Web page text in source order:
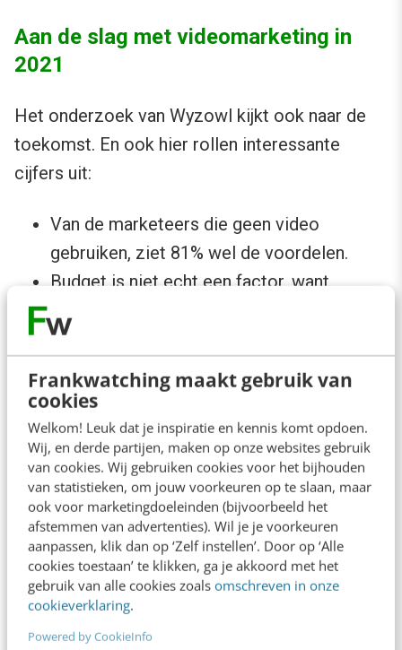
Frankwatching maakt gebruik van
cookies
Welkom! Leuk dat je inspiratie en kennis komt opdoen.
Wij, en derde partijen, maken op onze websites gebruik
van cookies. Wij gebruiken cookies voor het bijhouden
van statistieken, om jouw voorkeuren op te slaan, maar
ook voor marketingdoeleinden (bijvoorbeeld het
afstemmen van advertenties). Wil je je voorkeuren
aanpassen, klik dan op ‘Zelf instellen’. Door op ‘Alle
cookies toestaan’ te klikken, ga je akkoord met het
gebruik van alle cookies zoals omschreven in onze
cookieverklaring.
Powered by CookieInfo
Aan de slag met videomarketing in
2021
Het onderzoek van Wyzowl kijkt ook naar de
toekomst. En ook hier rollen interessante
cijfers uit:
Van de marketeers die geen video
gebruiken, ziet 81% wel de voordelen.
Budget is niet echt een factor, want
69% van de mensen die geen
videomarketing inzet, overweegt dit in
2021 te doen.
Behoor jij tot de groep die nu niets doet met
promotie via video? Dan is 2021 een goed
moment om daarmee te beginnen. Door de
coronacrisis zitten we namelijk vaker en langer
online dan ooit tevoren. Maar waar begin je?
Deze korte tips helpen je op weg.